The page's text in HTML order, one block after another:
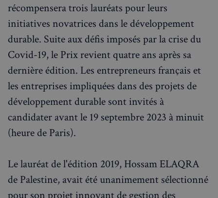
récompensera trois lauréats pour leurs
initiatives novatrices dans le développement
durable. Suite aux défis imposés par la crise du
Covid-19, le Prix revient quatre ans après sa
dernière édition. Les entrepreneurs français et
les entreprises impliquées dans des projets de
développement durable sont invités à
candidater avant le 19 septembre 2023 à minuit
(heure de Paris).
Le lauréat de l'édition 2019, Hossam ELAQRA
de Palestine, avait été unanimement sélectionné